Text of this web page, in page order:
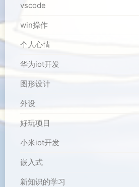
vscode
win操作
个人心情
华为iot开发
图形设计
外设
好玩项目
小米iot开发
嵌入式
新知识的学习